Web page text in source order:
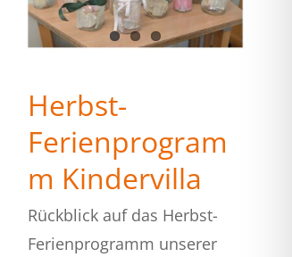
Herbst-
Ferienprogram
m Kindervilla
Rückblick auf das Herbst-
Ferienprogramm unserer